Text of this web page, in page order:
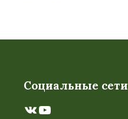
Социальные сети
ВКонтакте
YouTube